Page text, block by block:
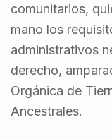
comunitarios,
mano los
administrativos
derecho,
Orgánica de
Ancestrales.